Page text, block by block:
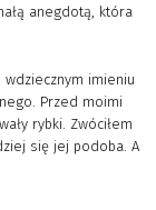
anegdotą, która
wdziecznym imieniu
Przed moimi
rybki. Zwóciłem
się jej podoba. A